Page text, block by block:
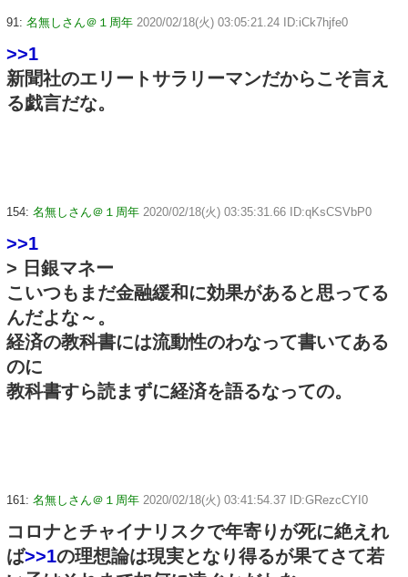
91: 名無しさん＠１周年 2020/02/18(火) 03:05:21.24 ID:iCk7hjfe0
>>1
新聞社のエリートサラリーマンだからこそ言え
る戯言だな。
154: 名無しさん＠１周年 2020/02/18(火) 03:35:31.66 ID:qKsCSVbP0
>>1
> 日銀マネー
こいつもまだ金融緩和に効果があると思ってる
んだよな～。
経済の教科書には流動性のわなって書いてある
のに
教科書すら読まずに経済を語るなっての。
161: 名無しさん＠１周年 2020/02/18(火) 03:41:54.37 ID:GRezcCYI0
コロナとチャイナリスクで年寄りが死に絶えれ
ば>>1の理想論は現実となり得るが果てさて若